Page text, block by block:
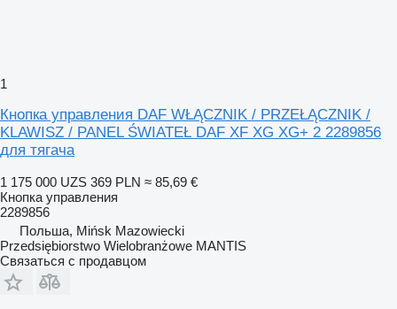
1
Кнопка управления DAF WŁĄCZNIK / PRZEŁĄCZNIK /
KLAWISZ / PANEL ŚWIATEŁ DAF XF XG XG+ 2 2289856
для тягача
1 175 000 UZS 369 PLN ≈ 85,69 €
Кнопка управления
2289856
Польша, Mińsk Mazowiecki
Przedsiębiorstwo Wielobranżowe MANTIS
Связаться с продавцом